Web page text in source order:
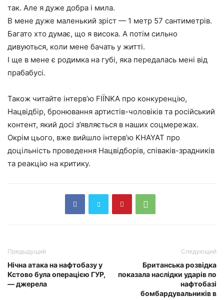
так. Але я дуже добра і мила.
В мене дуже маленький зріст — 1 метр 57 сантиметрів.
Багато хто думає, що я висока. А потім сильно
дивуються, коли мене бачать у житті.
І ще в мене є родимка на губі, яка передалась мені від
прабабусі.
Також читайте інтерв’ю FIЇNKA про конкуренцію,
Нацвідбір, бронювання артистів-чоловіків та російський
контент, який досі з’являється в наших соцмережах.
Окрім цього, вже вийшло інтерв’ю KHAYAT про
доцільність проведення Нацвідборів, співаків-зрадників
та реакцію на критику.
Предыдущий
Нічна атака на нафтобазу у
Кстово була операцією ГУР,
— джерела
Следующий
Британська розвідка
показала наслідки ударів по
нафтобазі
бомбардувальників в